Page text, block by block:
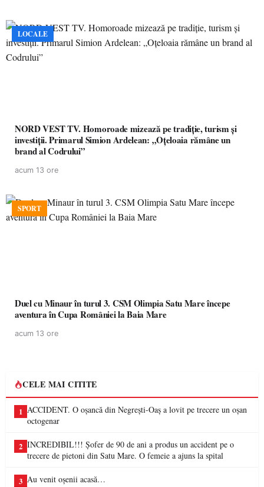
LOCALE
NORD VEST TV. Homoroade mizează pe tradiție, turism și
investiții. Primarul Simion Ardelean: „Oțeloaia rămâne un
brand al Codrului”
acum 13 ore
SPORT
Duel cu Minaur în turul 3. CSM Olimpia Satu Mare începe
aventura în Cupa României la Baia Mare
acum 13 ore
CELE MAI CITITE
1 ACCIDENT. O oșancă din Negrești-Oaș a lovit pe trecere un oșan
octogenar
2 INCREDIBIL!!! Șofer de 90 de ani a produs un accident pe o
trecere de pietoni din Satu Mare. O femeie a ajuns la spital
3 Au venit oșenii acasă…